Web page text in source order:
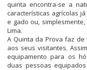
quinta encontra-se a
características agrícolas
e gado ou,
Lima.
A Quinta da Prova faz
aos seus visitantes.
equipamento para os
duas pessoas